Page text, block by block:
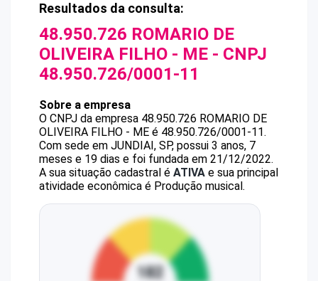
Resultados da consulta:
48.950.726 ROMARIO DE
OLIVEIRA FILHO - ME - CNPJ
48.950.726/0001-11
Sobre a empresa
O CNPJ da empresa 48.950.726 ROMARIO DE
OLIVEIRA FILHO - ME é 48.950.726/0001-11.
Com sede em JUNDIAI, SP, possui 3 anos, 7
meses e 19 dias e foi fundada em 21/12/2022.
A sua situação cadastral é ATIVA e sua principal
atividade econômica é Produção musical.